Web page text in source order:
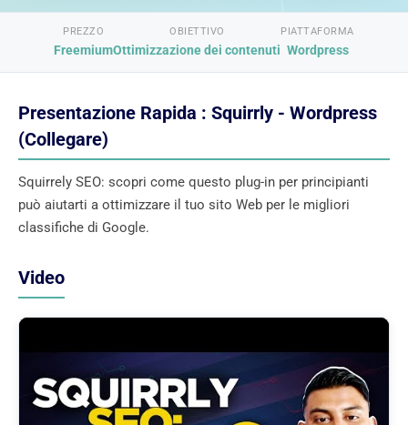
PREZZO
Freemium
OBIETTIVO
Ottimizzazione dei contenuti
PIATTAFORMA
Wordpress
Presentazione Rapida : Squirrly - Wordpress
(Collegare)
Squirrely SEO: scopri come questo plug-in per principianti
può aiutarti a ottimizzare il tuo sito Web per le migliori
classifiche di Google.
Video